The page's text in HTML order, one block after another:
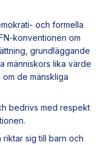
och formella
konventionen om
grundläggande
människors lika värde
de mänskliga
bedrivs med respekt
sig till barn och